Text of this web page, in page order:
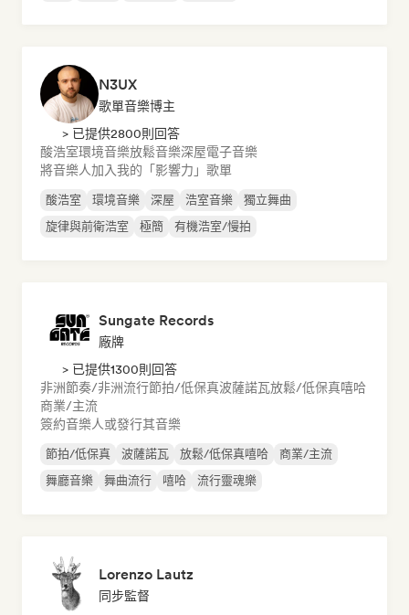
N3UX
歌單音樂博主
> 已提供2800則回答
酸浩室環境音樂放鬆音樂深屋電子音樂
將音樂人加入我的「影響力」歌單
酸浩室 環境音樂 深屋 浩室音樂
獨立舞曲
旋律與前衛浩室
極簡 有機浩室/慢拍
Sungate Records
廠牌
> 已提供1300則回答
非洲節奏/非洲流行節拍/低保真波薩諾瓦放鬆/低保真嘻哈
商業/主流
簽約音樂人或發行其音樂
節拍/低保真 波薩諾瓦 放鬆/低保真嘻哈
商業/主流
舞廳音樂
舞曲流行 嘻哈 流行靈魂樂
Lorenzo Lautz
同步監督